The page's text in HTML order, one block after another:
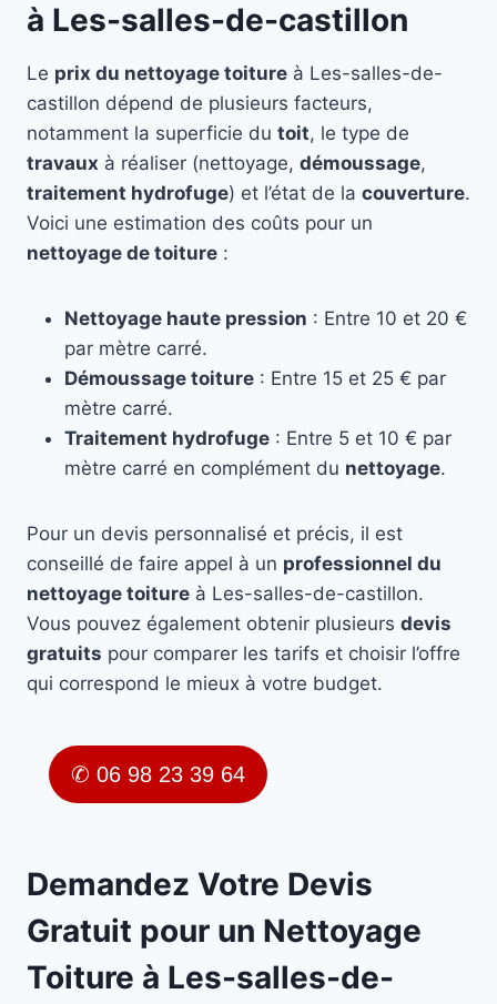
à Les-salles-de-castillon
Le prix du nettoyage toiture à Les-salles-de-
castillon dépend de plusieurs facteurs,
notamment la superficie du toit, le type de
travaux à réaliser (nettoyage, démoussage,
traitement hydrofuge) et l’état de la couverture.
Voici une estimation des coûts pour un
nettoyage de toiture :
Nettoyage haute pression : Entre 10 et 20 €
par mètre carré.
Démoussage toiture : Entre 15 et 25 € par
mètre carré.
Traitement hydrofuge : Entre 5 et 10 € par
mètre carré en complément du nettoyage.
Pour un devis personnalisé et précis, il est
conseillé de faire appel à un professionnel du
nettoyage toiture à Les-salles-de-castillon.
Vous pouvez également obtenir plusieurs devis
gratuits pour comparer les tarifs et choisir l’offre
qui correspond le mieux à votre budget.
✆ 06 98 23 39 64
Demandez Votre Devis
Gratuit pour un Nettoyage
Toiture à Les-salles-de-